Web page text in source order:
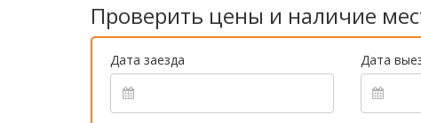
Проверить цены и наличие
Дата заезда Дата